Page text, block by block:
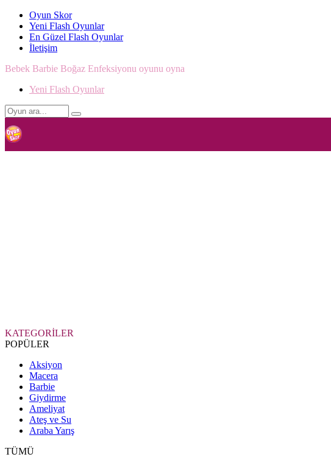
Oyun Skor
Yeni Flash Oyunlar
En Güzel Flash Oyunlar
İletişim
Bebek Barbie Boğaz Enfeksiyonu oyunu oyna
Yeni Flash Oyunlar
KATEGORİLER
POPÜLER
Aksiyon
Macera
Barbie
Giydirme
Ameliyat
Ateş ve Su
Araba Yarış
TÜMÜ